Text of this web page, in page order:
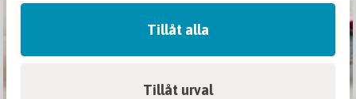
Tillåt alla
Tillåt urval